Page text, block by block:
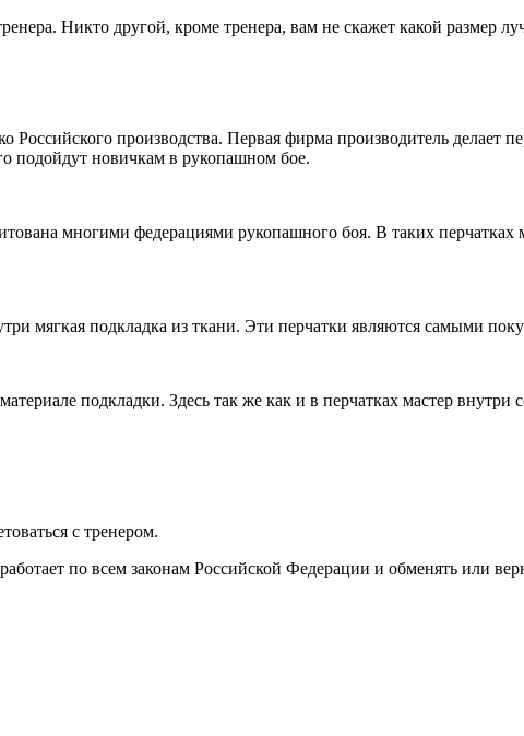
Никто другой, кроме тренера, вам не скажет какой размер
Российского производства. Первая фирма производитель
подойдут новичкам в рукопашном бое.
многими федерациями рукопашного боя. В таких перчатках
мягкая подкладка из ткани. Эти перчатки являются самыми
подкладки. Здесь так же как и в перчатках мастер внутри
с тренером.
по всем законам Российской Федерации и обменять или